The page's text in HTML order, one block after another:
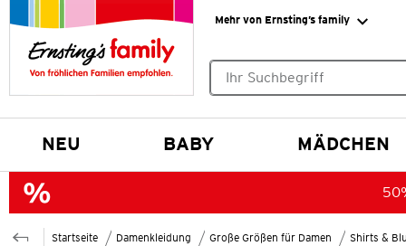
Mehr von Ernsting’s family
NEU BABY MÄDCHEN
Startseite Damenkleidung Große Größen für Damen Shirts &